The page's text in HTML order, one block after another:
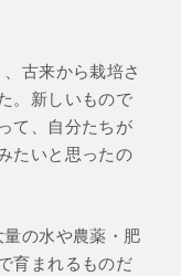
古来から栽培さ
。新しいもので
て、自分たちが
たいと思ったの
の水や農薬・肥
育まれるものだ